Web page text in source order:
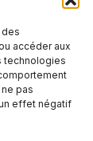
accéder aux
technologies
pas
effet négatif